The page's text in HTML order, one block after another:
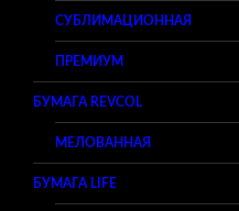
СУБЛИМАЦИОННАЯ
ПРЕМИУМ
БУМАГА REVCOL
МЕЛОВАННАЯ
БУМАГА LIFE